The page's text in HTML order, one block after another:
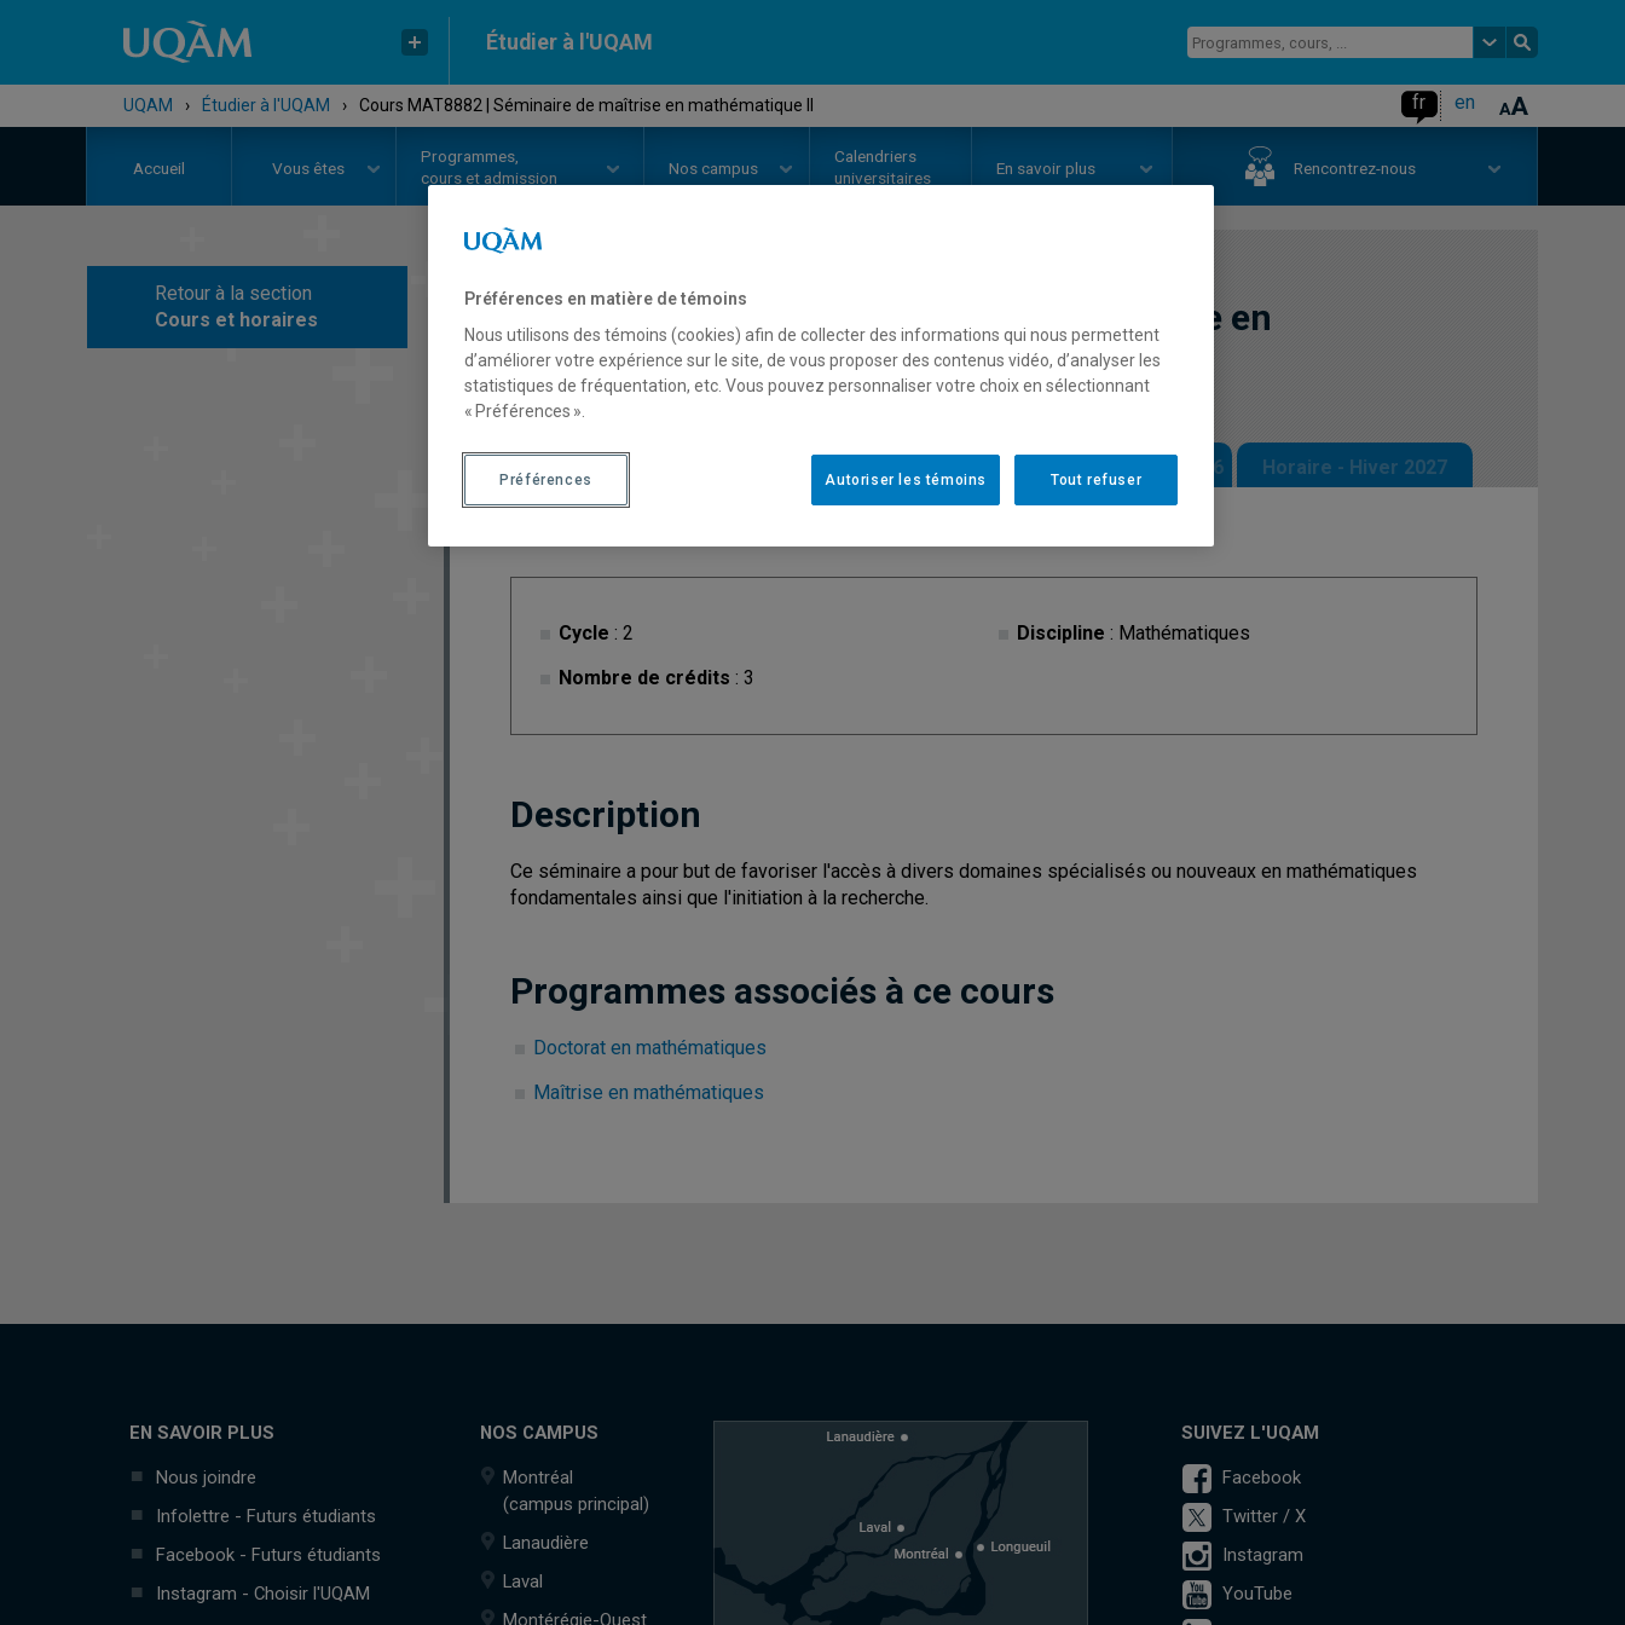
Étudier à l'UQAM
UQAM › Étudier à l'UQAM › Cours MAT8882 | Séminaire de maîtrise en mathématique II fr en
Accueil Vous êtes
Programmes,
cours et admission
Nos campus
Calendriers
universitaires
En savoir plus Rencontrez-nous
Retour à la section
Cours et horaires
COURS// MAT8882 -
Séminaire de maîtrise en
mathématique II
Horaire - Été 2026 Horaire - Automne 2026 Horaire - Hiver 2027
Cycle : 2
Nombre de crédits : 3
Discipline : Mathématiques
Description
Ce séminaire a pour but de favoriser l'accès à divers domaines spécialisés ou nouveaux en mathématiques
fondamentales ainsi que l'initiation à la recherche.
Programmes associés à ce cours
Doctorat en mathématiques
Maîtrise en mathématiques
EN SAVOIR PLUS
Nous joindre
Infolettre - Futurs étudiants
Facebook - Futurs étudiants
Instagram - Choisir l'UQAM
NOS CAMPUS
Montréal
(campus principal)
Lanaudière
Laval
Montérégie-Ouest
SUIVEZ L'UQAM
Facebook
Twitter / X
Instagram
YouTube
Préférences en matière de témoins
Nous utilisons des témoins (cookies) afin de collecter des informations qui nous permettent
d’améliorer votre expérience sur le site, de vous proposer des contenus vidéo, d’analyser les
statistiques de fréquentation, etc. Vous pouvez personnaliser votre choix en sélectionnant
« Préférences ».
Tout refuser
Autoriser les témoins
Préférences